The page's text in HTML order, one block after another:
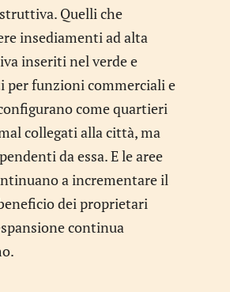
Quelli che
insediamenti ad alta
inseriti nel verde e
per funzioni commerciali e
come quartieri
collegati alla città, ma
da essa. E le aree
a incrementare il
dei proprietari
continua